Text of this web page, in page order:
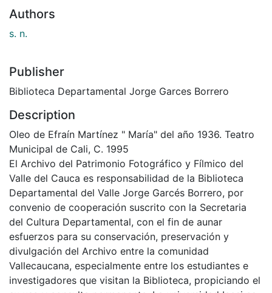
Authors
s. n.
Publisher
Biblioteca Departamental Jorge Garces Borrero
Description
Oleo de Efraín Martínez " María" del año 1936. Teatro
Municipal de Cali, C. 1995
El Archivo del Patrimonio Fotográfico y Fílmico del
Valle del Cauca es responsabilidad de la Biblioteca
Departamental del Valle Jorge Garcés Borrero, por
convenio de cooperación suscrito con la Secretaria
del Cultura Departamental, con el fin de aunar
esfuerzos para su conservación, preservación y
divulgación del Archivo entre la comunidad
Vallecaucana, especialmente entre los estudiantes e
investigadores que visitan la Biblioteca, propiciando el